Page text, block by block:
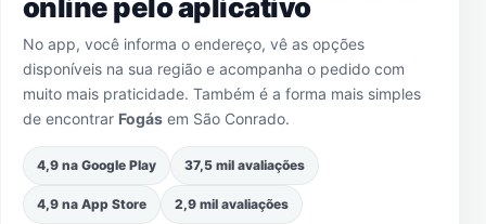
online pelo aplicativo
No app, você informa o endereço, vê as opções
disponíveis na sua região e acompanha o pedido com
muito mais praticidade. Também é a forma mais simples
de encontrar Fogás em São Conrado.
4,9 na Google Play 37,5 mil avaliações
4,9 na App Store 2,9 mil avaliações